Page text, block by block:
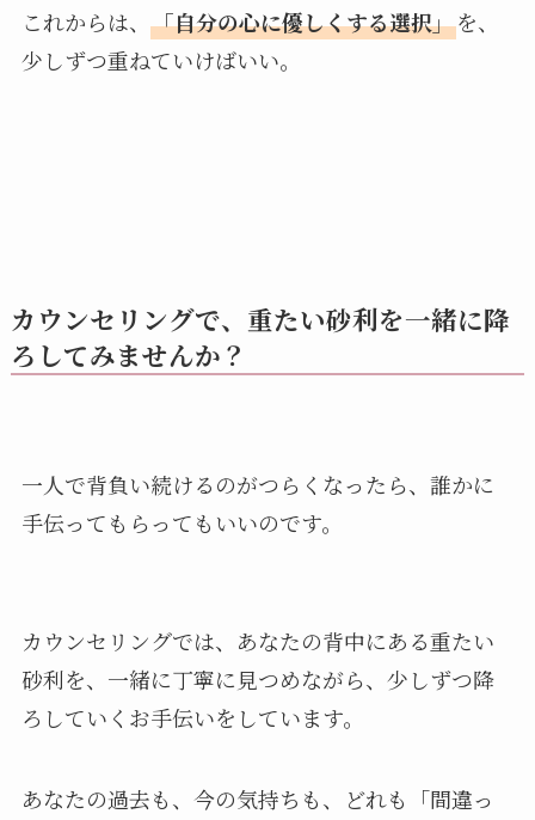
これからは、 「自分の心に優しくする選択」を、
少しずつ重ねていけばいい。
カウンセリングで、重たい砂利を一緒に降
ろしてみませんか？
一人で背負い続けるのがつらくなったら、誰かに
手伝ってもらってもいいのです。
カウンセリングでは、あなたの背中にある重たい
砂利を、一緒に丁寧に見つめながら、少しずつ降
ろしていくお手伝いをしています。
あなたの過去も、今の気持ちも、どれも「間違っ